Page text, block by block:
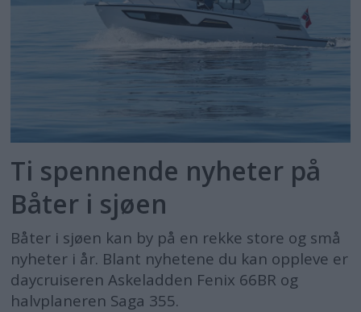
Ti spennende nyheter på
Båter i sjøen
Båter i sjøen kan by på en rekke store og små
nyheter i år. Blant nyhetene du kan oppleve er
daycruiseren Askeladden Fenix 66BR og
halvplaneren Saga 355.